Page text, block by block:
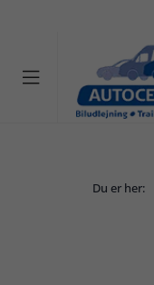

Du er her: